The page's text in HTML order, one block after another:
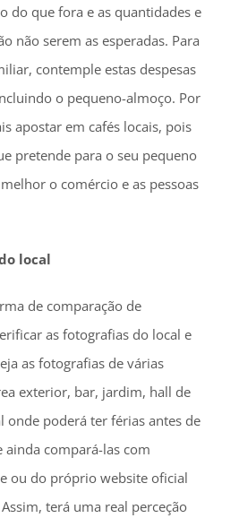
do que fora e as quantidades e
não serem as esperadas. Para
contemple estas despesas
o pequeno-almoço. Por
apostar em cafés locais, pois
pretende para o seu pequeno
o comércio e as pessoas
local
de comparação de
as fotografias do local e
as fotografias de várias
exterior, bar, jardim, hall de
onde poderá ter férias antes de
ainda compará-las com
ou do próprio website oficial
terá uma real perceção